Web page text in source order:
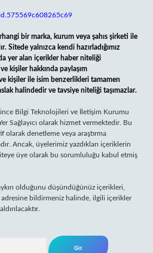
bir marka, kurum veya şahıs şirketi ile
Sitede yalnızca kendi hazırladığımız
yer alan içerikler haber niteliği
kişiler hakkında paylaşım
kişiler ile isim benzerlikleri tamamen
halindedir ve tavsiye niteliği taşımazlar.
Bilgi Teknolojileri ve İletişim Kurumu
Sağlayıcı olarak hizmet vermektedir. Bu
denetleme veya araştırma
Ancak, üyelerimiz yazdıkları içeriklerin
üye olarak bu sorumluluğu kabul etmiş
olduğunu düşündüğünüz içerikleri,
adresine bildirmeniz halinde, ilgili içerikler